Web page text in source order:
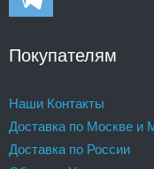
Покупателям
Наши Контакты
Доставка по Москве и
Доставка по России